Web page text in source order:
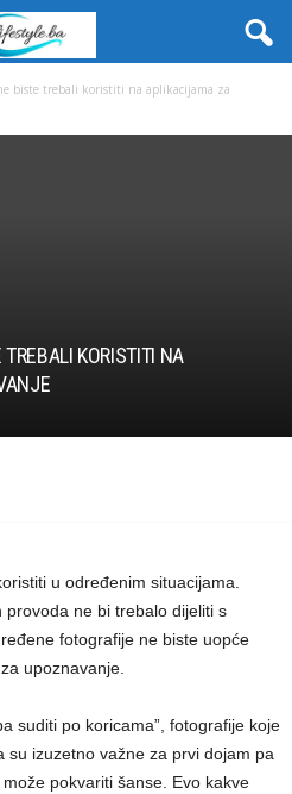
biste trebali koristiti na aplikacijama za
KORISTITI NA
u određenim situacijama.
ne bi trebalo dijeliti s
fotografije ne biste uopće
upoznavanje.
suditi po koricama”, fotografije koje
su izuzetno važne za prvi dojam pa
pokvariti šanse. Evo kakve